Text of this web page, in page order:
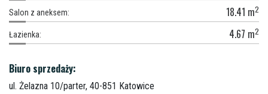
Salon z aneksem: 18.41 m2
Łazienka: 4.67 m2
Biuro sprzedaży:
ul. Żelazna 10/parter, 40-851 Katowice